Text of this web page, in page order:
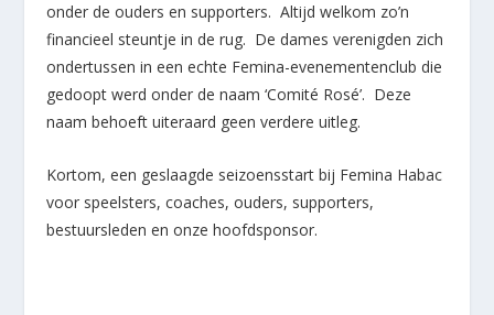
onder de ouders en supporters. Altijd welkom zo’n
financieel steuntje in de rug. De dames verenigden zich
ondertussen in een echte Femina-evenementenclub die
gedoopt werd onder de naam ‘Comité Rosé’. Deze
naam behoeft uiteraard geen verdere uitleg.
Kortom, een geslaagde seizoensstart bij Femina Habac
voor speelsters, coaches, ouders, supporters,
bestuursleden en onze hoofdsponsor.